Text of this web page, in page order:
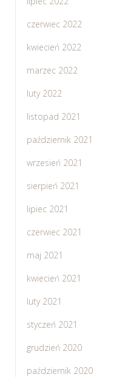
czerwiec 2022
kwiecień 2022
marzec 2022
luty 2022
listopad 2021
październik 2021
wrzesień 2021
sierpień 2021
lipiec 2021
czerwiec 2021
maj 2021
kwiecień 2021
luty 2021
styczeń 2021
grudzień 2020
październik 2020